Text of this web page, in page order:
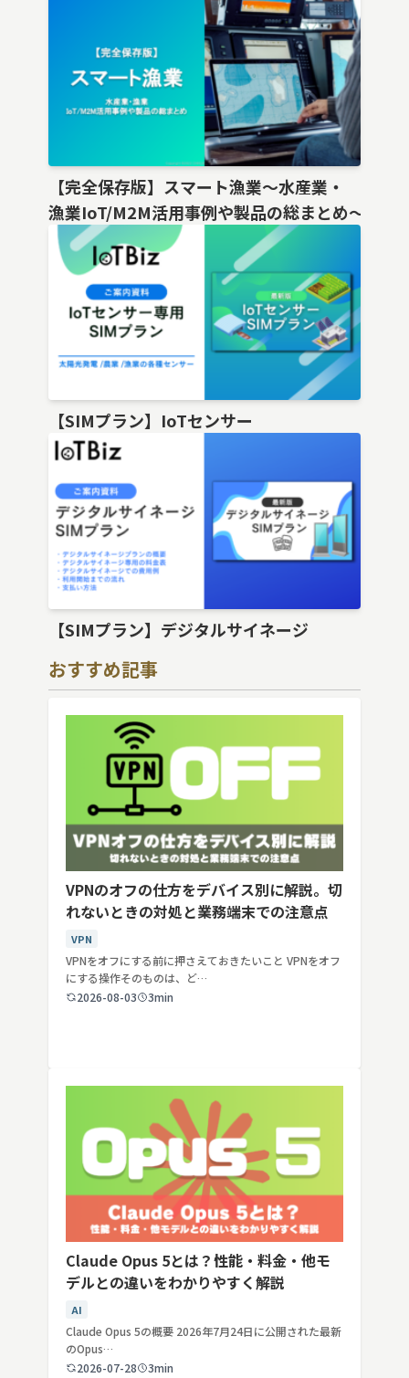
【完全保存版】スマート漁業〜水産業・
漁業IoT/M2M活用事例や製品の総まとめ〜
【SIMプラン】IoTセンサー
【SIMプラン】デジタルサイネージ
おすすめ記事
VPNのオフの仕方をデバイス別に解説。切
れないときの対処と業務端末での注意点
VPN
VPNをオフにする前に押さえておきたいこと VPNをオフ
にする操作そのものは、ど…
2026-08-03
3min
Claude Opus 5とは？性能・料金・他モ
デルとの違いをわかりやすく解説
AI
Claude Opus 5の概要 2026年7月24日に公開された最新
のOpus…
2026-07-28
3min